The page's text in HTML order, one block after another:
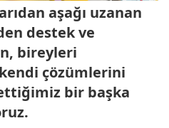
aşağı uzanan
destek ve
bireyleri
çözümlerini
bir başka